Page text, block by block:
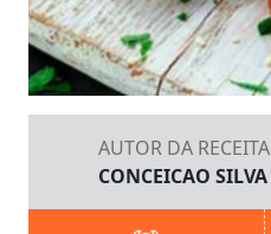
AUTOR DA RECEITA
CONCEICAO SILVA